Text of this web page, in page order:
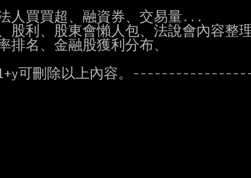
刪除以上內容。